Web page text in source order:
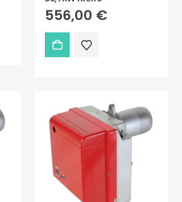
556,00 €